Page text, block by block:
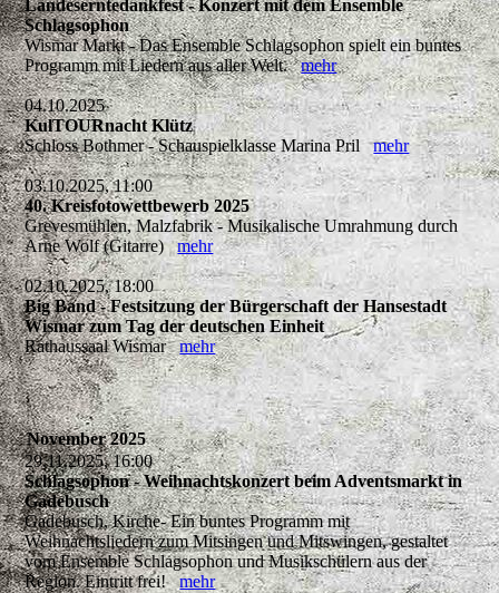
Landeserntedankfest - Konzert mit dem Ensemble
Schlagsophon
Wismar Markt - Das Ensemble Schlagsophon spielt ein buntes
Programm mit Liedern aus aller Welt.mehr
04.10.2025
KulTOURnacht Klütz
Schloss Bothmer - Schauspielklasse Marina Prilmehr
03.10.2025, 11:00
40. Kreisfotowettbewerb 2025
Grevesmühlen, Malzfabrik - Musikalische Umrahmung durch
Arne Wolf (Gitarre)mehr
02.10.2025, 18:00
Big Band - Festsitzung der Bürgerschaft der Hansestadt
Wismar zum Tag der deutschen Einheit
Rathaussaal Wismarmehr
November 2025
29.11.2025, 16:00
Schlagsophon - Weihnachtskonzert beim Adventsmarkt in
Gadebusch
Gadebusch, Kirche- Ein buntes Programm mit
Weihnachtsliedern zum Mitsingen und Mitswingen, gestaltet
vom Ensemble Schlagsophon und Musikschülern aus der
Region. Eintritt frei!mehr